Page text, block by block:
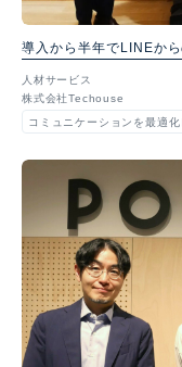
導入から半年でLINEか
人材サービス
株式会社Techouse
コミュニケーションを最適化